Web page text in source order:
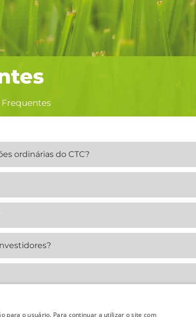
ordinárias do CTC?
para o usuário. Para continuar a utilizar o site com